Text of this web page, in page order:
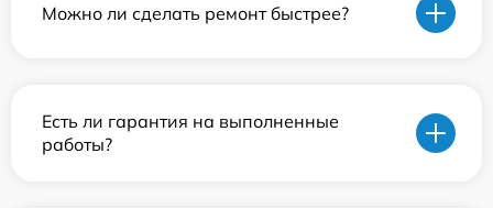
Можно ли сделать ремонт быстрее?
Есть ли гарантия на выполненные
работы?